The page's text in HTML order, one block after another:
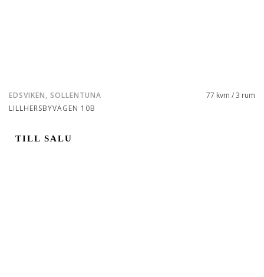
EDSVIKEN, SOLLENTUNA
LILLHERSBYVÄGEN 10B
77 kvm / 3 rum
TILL SALU